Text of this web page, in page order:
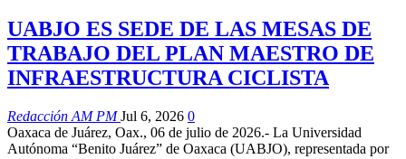
UABJO ES SEDE DE LAS MESAS DE
TRABAJO DEL PLAN MAESTRO DE
INFRAESTRUCTURA CICLISTA
Redacción AM PMJul 6, 2026 0
Oaxaca de Juárez, Oax., 06 de julio de 2026.- La Universidad
Autónoma “Benito Juárez” de Oaxaca (UABJO), representada por